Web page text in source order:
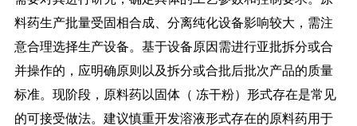
料药生产批量受固相合成、分离纯化设备影响较大，需注
意合理选择生产设备。基于设备原因需进行亚批拆分或合
并操作的，应明确原则以及拆分或合批后批次产品的质量
标准。现阶段，原料药以固体（ 冻干粉）形式存在是常见
的可接受做法。建议慎重开发溶液形式存在的原料药用于